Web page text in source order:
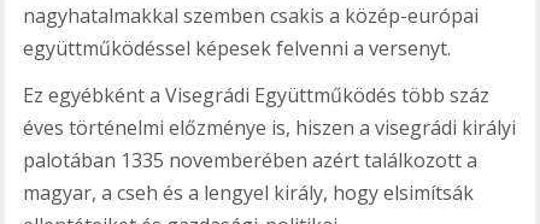
nagyhatalmakkal szemben csakis a közép-európai
együttműködéssel képesek felvenni a versenyt.
Ez egyébként a Visegrádi Együttműködés több száz
éves történelmi előzménye is, hiszen a visegrádi királyi
palotában 1335 novemberében azért találkozott a
magyar, a cseh és a lengyel király, hogy elsimítsák